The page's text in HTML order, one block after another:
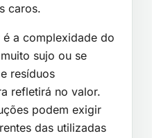
caros.
a complexidade do
sujo ou se
resíduos
refletirá no valor.
podem exigir
das utilizadas